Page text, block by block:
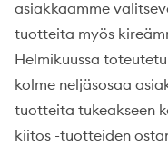
asiakkaamme
tuotteita myös
Helmikuussa
kolme neljäsosaa
tuotteita tukeakseen
kiitos -tuotteiden